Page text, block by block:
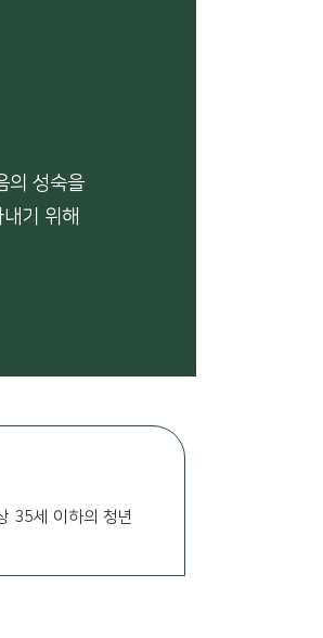
의 성숙을
기 위해
35세 이하의 청년